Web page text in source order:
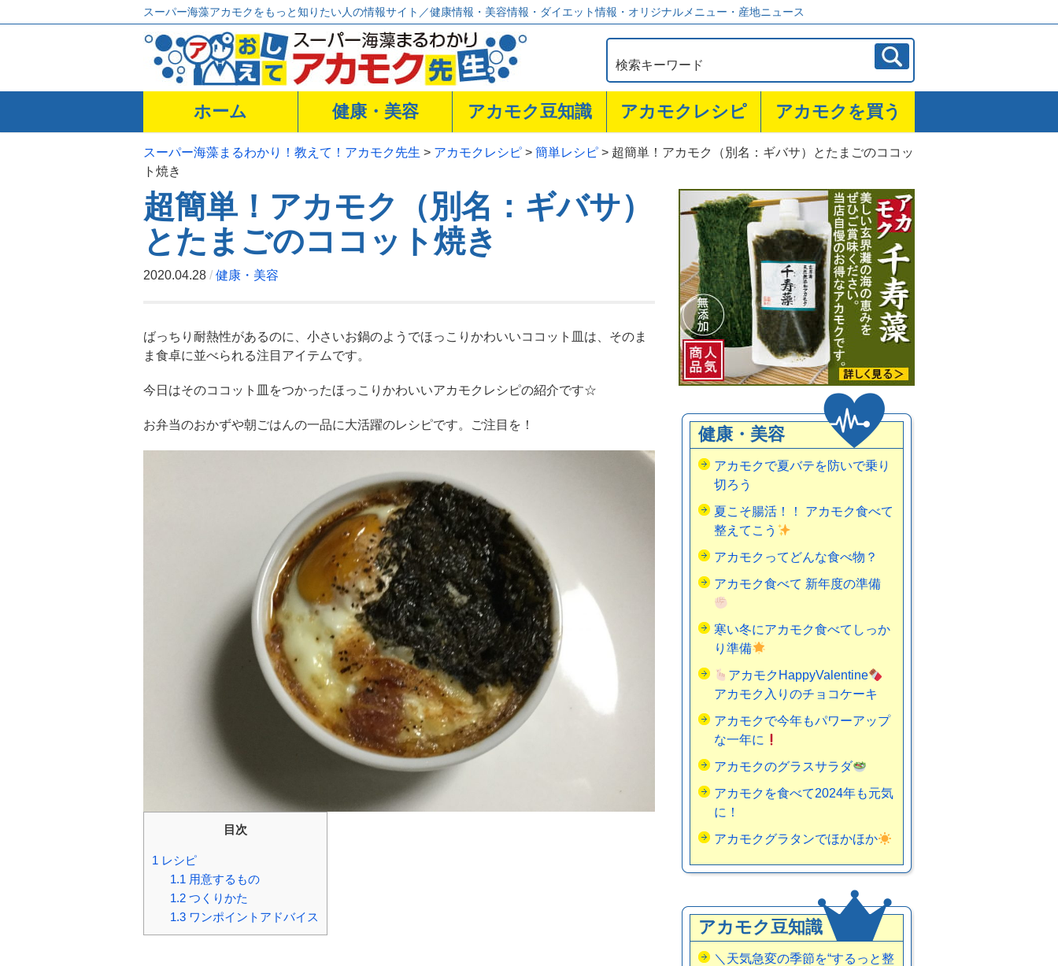
スーパー海藻アカモクをもっと知りたい人の情報サイト／健康情報・美容情報・ダイエット情報・オリジナルメニュー・産地ニュース
ホーム 健康・美容 アカモク豆知識 アカモクレシピ アカモクを買う
スーパー海藻まるわかり！教えて！アカモク先生 > アカモクレシピ > 簡単レシピ > 超簡単！アカモク（別名：ギバサ）とたまごのココッ
ト焼き
超簡単！アカモク（別名：ギバサ）
とたまごのココット焼き
2020.04.28 / 健康・美容
ばっちり耐熱性があるのに、小さいお鍋のようでほっこりかわいいココット皿は、そのま
ま食卓に並べられる注目アイテムです。
今日はそのココット皿をつかったほっこりかわいいアカモクレシピの紹介です☆
お弁当のおかずや朝ごはんの一品に大活躍のレシピです。ご注目を！
目次
1 レシピ
1.1 用意するもの
1.2つくりかた
1.3ワンポイントアドバイス
健康・美容
アカモクで夏バテを防いで乗り
切ろう
夏こそ腸活！！ アカモク食べて
整えてこう
アカモクってどんな食べ物？
アカモク食べて 新年度の準備
寒い冬にアカモク食べてしっか
り準備
アカモクHappyValentine
アカモク入りのチョコケーキ
アカモクで今年もパワーアップ
な一年に
アカモクのグラスサラダ
アカモクを食べて2024年も元気
に！
アカモクグラタンでほかほか
アカモク豆知識
＼天気急変の季節を“するっと整